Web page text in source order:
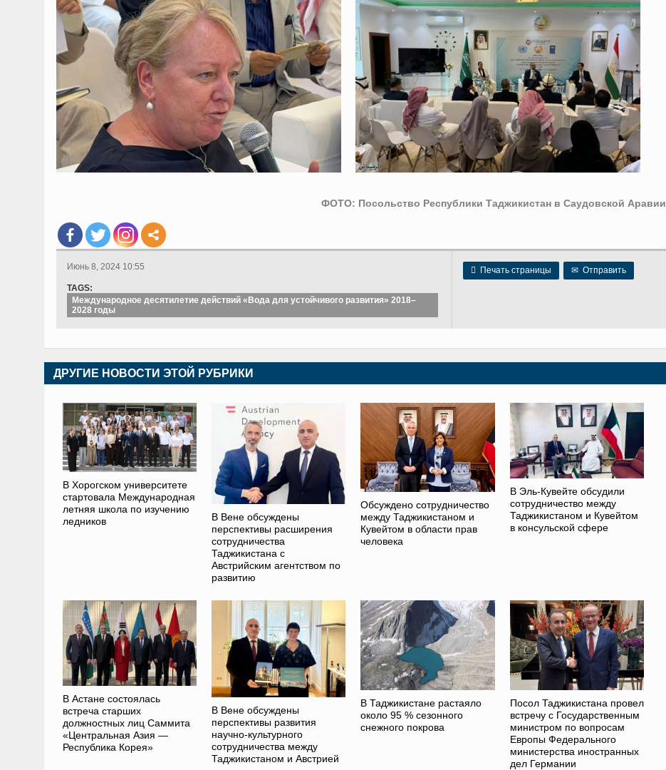
ФОТО: Посольство Республики Таджикистан в Саудовской Аравии
 Печать страницы ✉ Отправить
Июнь 8, 2024 10:55
TAGS:
Международное десятилетие действий «Вода для устойчивого развития» 2018–
2028 годы
ДРУГИЕ НОВОСТИ ЭТОЙ РУБРИКИ
В Хорогском университете
стартовала Международная
летняя школа по изучению
ледников
В Вене обсуждены
перспективы расширения
сотрудничества
Таджикистана с
Австрийским агентством по
развитию
Обсуждено сотрудничество
между Таджикистаном и
Кувейтом в области прав
человека
В Эль-Кувейте обсудили
сотрудничество между
Таджикистаном и Кувейтом
в консульской сфере
В Астане состоялась
встреча старших
должностных лиц Саммита
«Центральная Азия —
Республика Корея»
В Вене обсуждены
перспективы развития
научно-культурного
сотрудничества между
Таджикистаном и Австрией
В Таджикистане растаяло
около 95 % сезонного
снежного покрова
Посол Таджикистана провел
встречу с Государственным
министром по вопросам
Европы Федерального
министерства иностранных
дел Германии